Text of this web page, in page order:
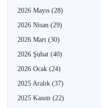
2026 Mayıs (28)
2026 Nisan (29)
2026 Mart (30)
2026 Şubat (40)
2026 Ocak (24)
2025 Aralık (37)
2025 Kasım (22)